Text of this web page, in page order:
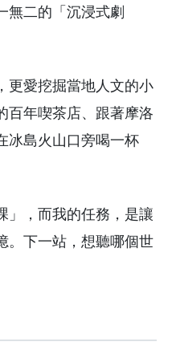
無二的「沉浸式劇
更愛挖掘當地人文的小
百年喫茶店、跟著摩洛
冰島火山口旁喝一杯
」，而我的任務，是讓
。下一站，想聽哪個世